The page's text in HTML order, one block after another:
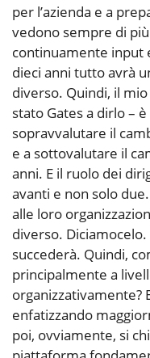
per l’azienda e a
vedono sempre di
continuamente input
dieci anni tutto avrà
diverso. Quindi, il
stato Gates a dirlo –
sopravvalutare il
e a sottovalutare il
anni. E il ruolo dei
avanti e non solo
alle loro
diverso.
succederà. Quindi,
principalmente a
organizzativamente?
enfatizzando
poi, ovviamente, si